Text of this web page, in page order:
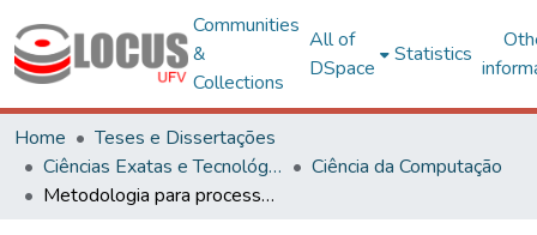
Communities
&
Collections
All of
DSpace
Statistics
Home
Teses e Dissertações
Ciências Exatas e Tecnológicas
Ciência da Computação
Metodologia para processamento distribuído com aplicação em representação polinomial de superfícies